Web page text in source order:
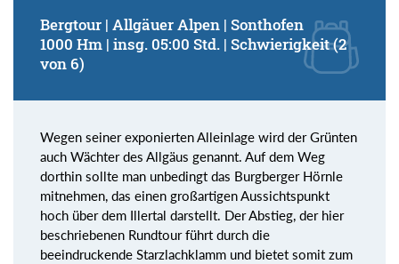
Bergtour | Allgäuer Alpen | Sonthofen
1000 Hm | insg. 05:00 Std. | Schwierigkeit (2
von 6)
Wegen seiner exponierten Alleinlage wird der Grünten
auch Wächter des Allgäus genannt. Auf dem Weg
dorthin sollte man unbedingt das Burgberger Hörnle
mitnehmen, das einen großartigen Aussichtspunkt
hoch über dem Illertal darstellt. Der Abstieg, der hier
beschriebenen Rundtour führt durch die
beeindruckende Starzlachklamm und bietet somit zum